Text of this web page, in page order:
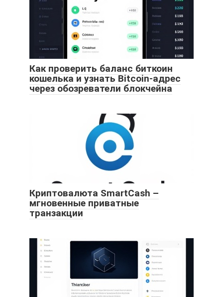
Как проверить баланс биткоин
кошелька и узнать Bitcoin-адрес
через обозреватели блокчейна
Криптовалюта SmartCash –
мгновенные приватные
транзакции